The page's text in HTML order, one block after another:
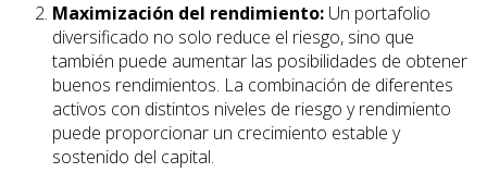
Maximización del rendimiento: Un portafolio
diversificado no solo reduce el riesgo, sino que
también puede aumentar las posibilidades de obtener
buenos rendimientos. La combinación de diferentes
activos con distintos niveles de riesgo y rendimiento
puede proporcionar un crecimiento estable y
sostenido del capital.